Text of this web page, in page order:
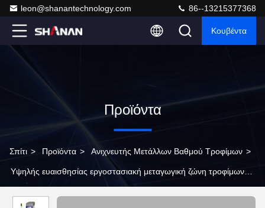
leon@shanantechnology.com 86--13215377368
Κουβέντα
Προϊόντα
Σπίτι > Προϊόντα > Ανιχνευτής Μετάλλων Βαθμού Τροφίμων >
Υψηλής ευαισθησίας εργοστασιακή μεταγωγική ζώνη τροφίμων